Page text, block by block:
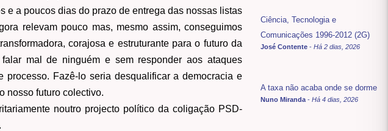
e a poucos dias do prazo de entrega das nossas listas
relevam pouco mas, mesmo assim, conseguimos
corajosa e estruturante para o futuro da
mal de ninguém e sem responder aos ataques
Fazê-lo seria desqualificar a democracia e
nosso futuro colectivo.
noutro projecto político da coligação PSD-
Ciência, Tecnologia e
Comunicações 1996-2012 (2G)
José Contente - Há 2 dias, 2026
A taxa não acaba onde se dorme
Nuno Miranda - Há 4 dias, 2026